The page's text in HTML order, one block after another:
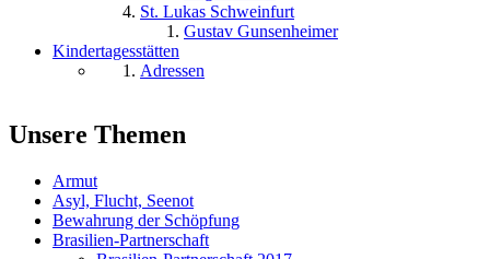
St. Lukas Schweinfurt
Gustav Gunsenheimer
Kindertagesstätten
Adressen
Unsere Themen
Armut
Asyl, Flucht, Seenot
Bewahrung der Schöpfung
Brasilien-Partnerschaft